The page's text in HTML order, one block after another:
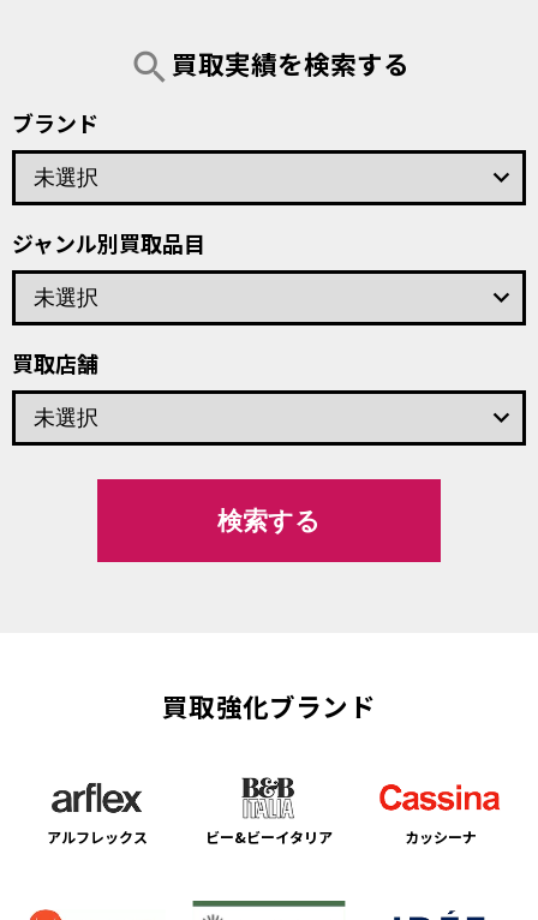
search買取実績を検索する
ブランド
keyboard_arrow_down
ジャンル別買取品目
keyboard_arrow_down
買取店舗
keyboard_arrow_down
買取強化ブランド
アルフレックス ビー&ビーイタリア カッシーナ